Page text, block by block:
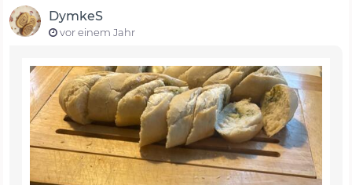
DymkeS
vor einem Jahr